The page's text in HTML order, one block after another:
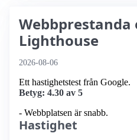
Webbprestanda
Lighthouse
2026-08-06
Ett hastighetstest från Google.
Betyg: 4.30 av 5
- Webbplatsen är snabb.
Hastighet